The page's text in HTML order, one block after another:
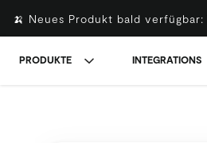
🍌 Neues Produkt bald verfügbar:
PRODUKTE INTEGRATIONS